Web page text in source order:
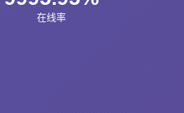
在线率